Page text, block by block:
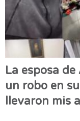
La esposa
un robo en
llevaron mis